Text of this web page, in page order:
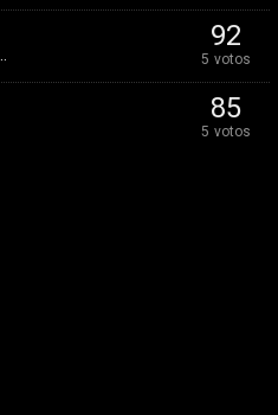
92
5 votos
85
5 votos